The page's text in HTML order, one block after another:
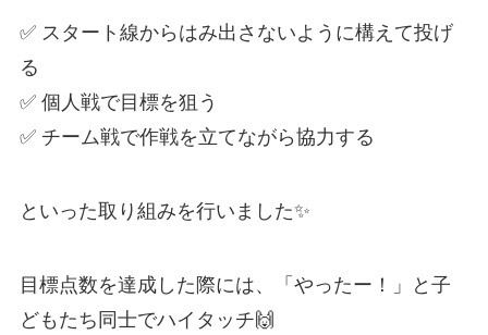
✅ スタート線からはみ出さないように構えて投げ
る
✅ 個人戦で目標を狙う
✅ チーム戦で作戦を立てながら協力する
といった取り組みを行いました✨
目標点数を達成した際には、「やったー！」と子
どもたち同士でハイタッチ🙌